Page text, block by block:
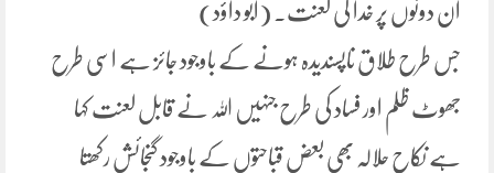
ان دونوں پر خدا کی لعنت۔ (ابو داؤد)
جس طرح طلاق ناپسندیدہ ہونے کے باوجود جائز ہے اسی طرح
جھوٹ ظلم اور فساد کی طرح جنہیں اللہ نے قابل لعنت کہا
ہے نکاح حلالہ بھی بعض قباحتوں کے باوجود گنجائش رکھتا